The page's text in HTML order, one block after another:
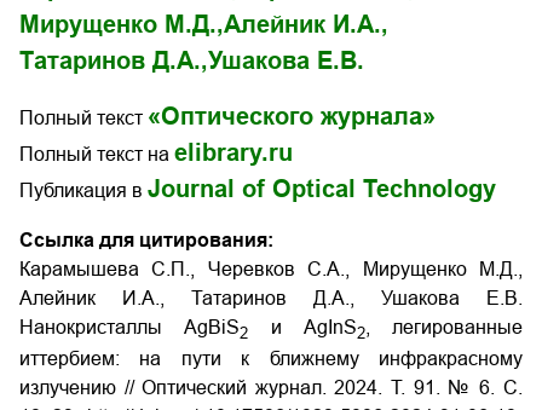
Мирущенко М.Д.,Алейник И.А.,
Татаринов Д.А.,Ушакова Е.В.
Полный текст «Оптического журнала»
Полный текст на elibrary.ru
Публикация в Journal of Optical Technology
Ссылка для цитирования:
Карамышева С.П., Черевков С.А., Мирущенко М.Д.,
Алейник И.А., Татаринов Д.А., Ушакова Е.В.
Нанокристаллы AgBiS2 и AgInS2, легированные
иттербием: на пути к ближнему инфракрасному
излучению // Оптический журнал. 2024. Т. 91. № 6. С.